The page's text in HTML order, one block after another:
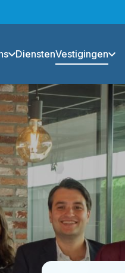
DienstenVestigingen